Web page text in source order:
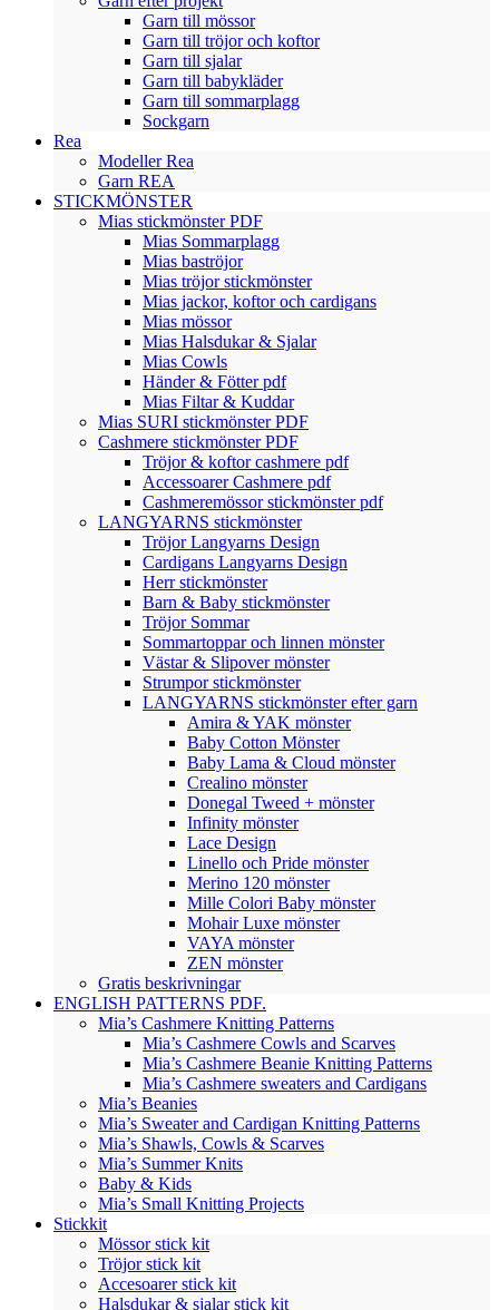
Garn till mössor
Garn till tröjor och koftor
Garn till sjalar
Garn till babykläder
Garn till sommarplagg
Sockgarn
Rea
Modeller Rea
Garn REA
STICKMÖNSTER
Mias stickmönster PDF
Mias Sommarplagg
Mias baströjor
Mias tröjor stickmönster
Mias jackor, koftor och cardigans
Mias mössor
Mias Halsdukar & Sjalar
Mias Cowls
Händer & Fötter pdf
Mias Filtar & Kuddar
Mias SURI stickmönster PDF
Cashmere stickmönster PDF
Tröjor & koftor cashmere pdf
Accessoarer Cashmere pdf
Cashmeremössor stickmönster pdf
LANGYARNS stickmönster
Tröjor Langyarns Design
Cardigans Langyarns Design
Herr stickmönster
Barn & Baby stickmönster
Tröjor Sommar
Sommartoppar och linnen mönster
Västar & Slipover mönster
Strumpor stickmönster
LANGYARNS stickmönster efter garn
Amira & YAK mönster
Baby Cotton Mönster
Baby Lama & Cloud mönster
Crealino mönster
Donegal Tweed + mönster
Infinity mönster
Lace Design
Linello och Pride mönster
Merino 120 mönster
Mille Colori Baby mönster
Mohair Luxe mönster
VAYA mönster
ZEN mönster
Gratis beskrivningar
ENGLISH PATTERNS PDF.
Mia’s Cashmere Knitting Patterns
Mia’s Cashmere Cowls and Scarves
Mia’s Cashmere Beanie Knitting Patterns
Mia’s Cashmere sweaters and Cardigans
Mia’s Beanies
Mia’s Sweater and Cardigan Knitting Patterns
Mia’s Shawls, Cowls & Scarves
Mia’s Summer Knits
Baby & Kids
Mia’s Small Knitting Projects
Stickkit
Mössor stick kit
Tröjor stick kit
Accesoarer stick kit
Halsdukar & sjalar stick kit